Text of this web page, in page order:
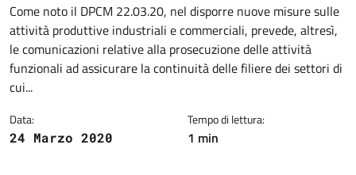
Dettagli della notizia
Come noto il DPCM 22.03.20, nel disporre nuove misure sulle
attività produttive industriali e commerciali, prevede, altresì,
le comunicazioni relative alla prosecuzione delle attività
funzionali ad assicurare la continuità delle filiere dei settori di
cui...
Data:
24 Marzo 2020
Tempo di lettura:
1 min